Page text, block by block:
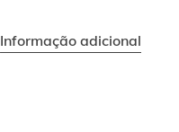
Informação adicional